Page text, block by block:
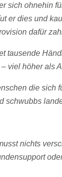
sich ohnehin
er dies und
dafür
tausende
viel höher als
die sich
schwubbs
nichts